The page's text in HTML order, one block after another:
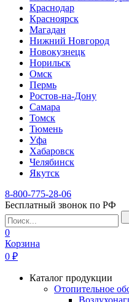
Краснодар
Красноярск
Магадан
Нижний Новгород
Новокузнецк
Норильск
Омск
Пермь
Ростов-на-Дону
Самара
Томск
Тюмень
Уфа
Хабаровск
Челябинск
Якутск
8-800-775-28-06
Бесплатный звонок по РФ
0
Корзина
0 ₽
Каталог продукции
Отопительное